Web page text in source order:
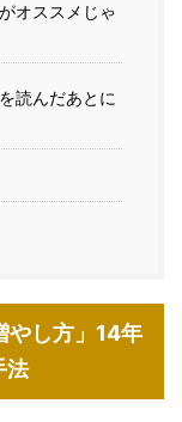
オススメじゃ
読んだあとに
やし方」14年
法